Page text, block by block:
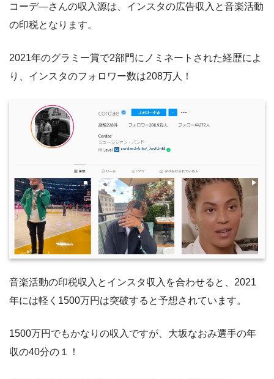
コーデ―さんの収入源は、インスタの広告収入と音楽活動
の印税となります。
2021年のグラミー賞で2部門にノミネートされた経歴によ
り、インスタのフォロワー数は208万人！
音楽活動の印税収入とインスタ収入を合わせると、2021
年には軽く1500万円は突破すると予想されています。
1500万円でもかなりの収入ですが、大坂なおみ選手の年
収の40分の１！